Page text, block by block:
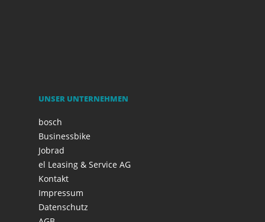
UNSER UNTERNEHMEN
bosch
Businessbike
Jobrad
el Leasing & Service AG
Kontakt
Impressum
Datenschutz